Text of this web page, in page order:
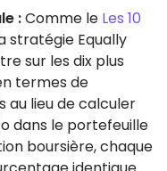
:Comme le Les 10
stratégie Equally
sur les dix plus
termes de
au lieu de calculer
dans le portefeuille
boursière, chaque